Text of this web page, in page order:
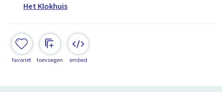
Het Klokhuis
favoriet toevoegen embed